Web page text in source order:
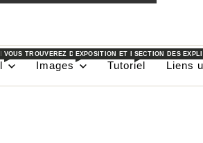
DANS AU JOUR LE JOUR POUR L’ASTRONOMIE OU
D’UN OBSERVATOIRE DANS LE JARDIN.
VOUS TROUVEREZ DANS CES PAGES LES DIFFÉRENTS
Images
EXPOSITION ET EXPLICATION DES
Tutoriel
SECTION DES
Liens